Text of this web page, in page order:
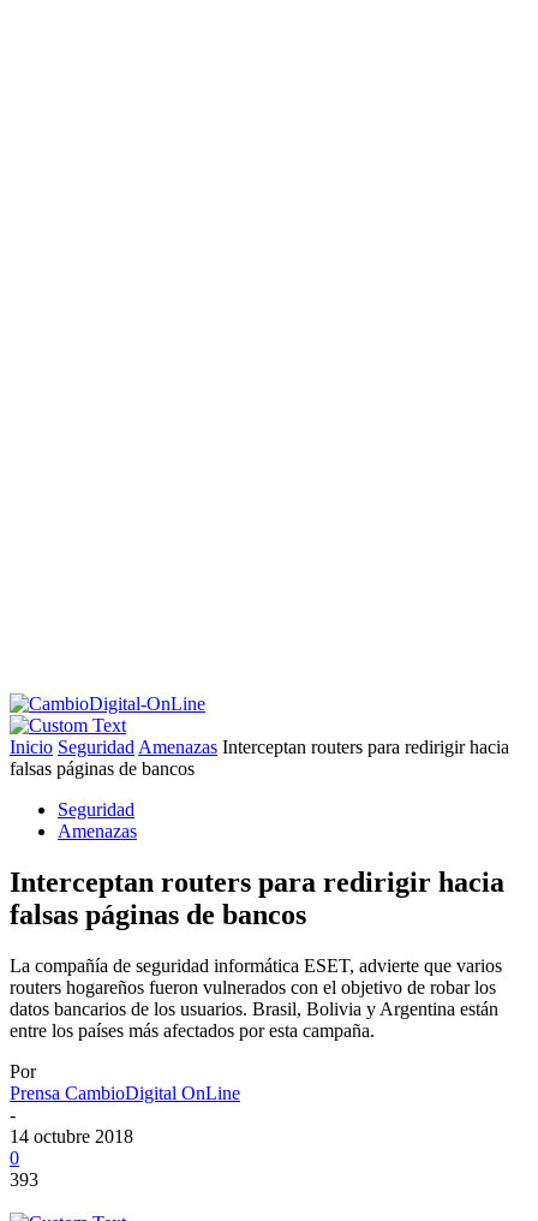
Inicio Seguridad Amenazas Interceptan routers para redirigir hacia
falsas páginas de bancos
Seguridad
Amenazas
Interceptan routers para redirigir hacia
falsas páginas de bancos
La compañía de seguridad informática ESET, advierte que varios
routers hogareños fueron vulnerados con el objetivo de robar los
datos bancarios de los usuarios. Brasil, Bolivia y Argentina están
entre los países más afectados por esta campaña.
Por
Prensa CambioDigital OnLine
-
14 octubre 2018
0
393